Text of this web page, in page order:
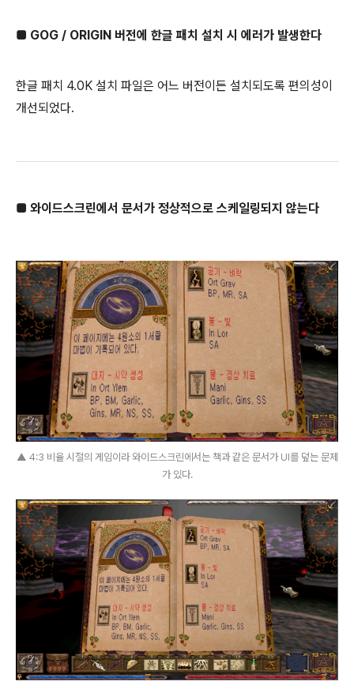
■ GOG / ORIGIN 버전에 한글 패치 설치 시 에러가 발생한다
한글 패치 4.0K 설치 파일은 어느 버전이든 설치되도록 편의성이
개선되었다.
■ 와이드스크린에서 문서가 정상적으로 스케일링되지 않는다
▲ 4:3 비율 시절의 게임이라 와이드스크린에서는 책과 같은 문서가 UI를 덮는 문제
가 있다.